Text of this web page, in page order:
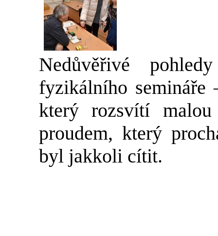
Nedůvěřivé
fyzikálního semináře
který rozsvítí
proudem, který
byl jakkoli cítit.